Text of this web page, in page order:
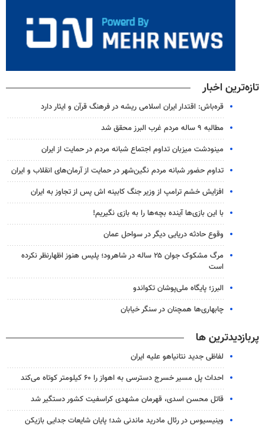
تازه‌ترین اخبار
قره‌باش: اقتدار ایران اسلامی ریشه در فرهنگ قرآن و ایثار دارد
مطالبه ۹ ساله مردم غرب البرز محقق شد
مینودشت میزبان تداوم اجتماع شبانه مردم در حمایت از ایران
تداوم حضور شبانه مردم نگین‌شهر در حمایت از آرمان‌های انقلاب و ایران
افزایش خشم ترامپ از وزیر جنگ کابینه اش پس از تجاوز به ایران
با این بازی‌ها آینده بچه‌ها را به بازی نگیریم!
وقوع حادثه دریایی دیگر در سواحل عمان
مرگ مشکوک جوان ۲۵ ساله در شاهرود؛ پلیس هنوز اظهارنظر نکرده
است
البرز؛ پایگاه ملی‌پوشان تکواندو
چابهاری‌ها همچنان در سنگر خیابان
پربازدیدترین ها
لفاظی جدید نتانیاهو علیه ایران
احداث پل مسیر خسرج دسترسی به اهواز را ۶۰ کیلومتر کوتاه می‌کند
قاتل محسن اسدی، قهرمان مشهدی کراسفیت کشور دستگیر شد
وینیسیوس در رئال مادرید ماندنی شد؛ پایان شایعات جدایی بازیکن